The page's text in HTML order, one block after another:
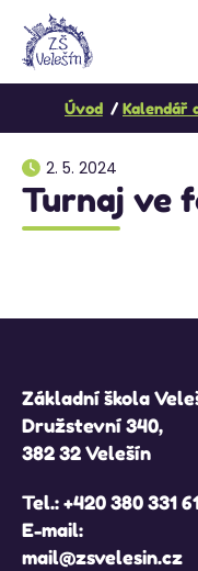
Úvod Kalendář
2. 5. 2024
Turnaj ve
Základní škola
Družstevní 340,
382 32 Velešín
Tel.:+420 380 331
E-mail:
mail@zsvelesin.cz